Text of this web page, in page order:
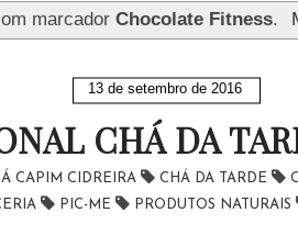
marcadorChocolate Fitness.
13 de setembro de 2016
CHÁ DA
CAPIM CIDREIRA CHÁ DA TARDE
PIC-ME PRODUTOS NATURAIS